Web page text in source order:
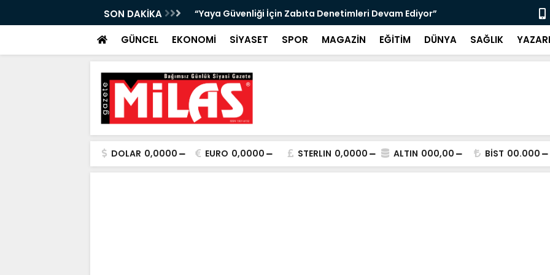
SON DAKİKA
Denetimleri Devam Ediyor” "Bir Sonraki Yangını Bugün Önleyebiliriz" Çağrısı Selahattin
GÜNCEL EKONOMİ SİYASET SPOR MAGAZİN EĞİTİM DÜNYA SAĞLIK
DOLAR 0,0000 EURO 0,0000 STERLIN 0,0000 ALTIN 000,00 BİST 00.000